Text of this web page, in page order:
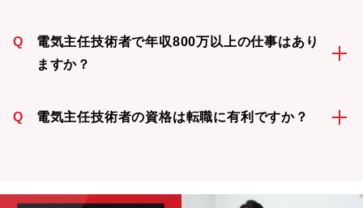
Q
電気主任技術者で年収800万以上の仕事はあり
ますか？
Q 電気主任技術者の資格は転職に有利ですか？